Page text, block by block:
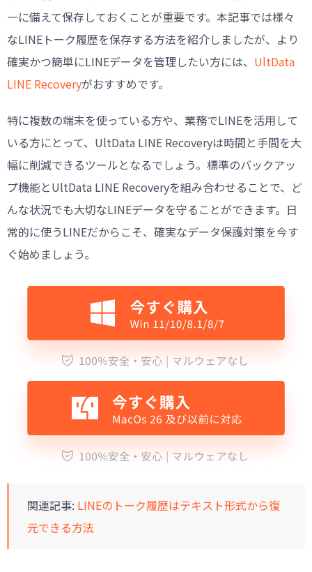
一に備えて保存しておくことが重要です。本記事では様々
なLINEトーク履歴を保存する方法を紹介しましたが、より
確実かつ簡単にLINEデータを管理したい方には、 UltData
LINE Recoveryがおすすめです。
特に複数の端末を使っている方や、業務でLINEを活用して
いる方にとって、UltData LINE Recoveryは時間と手間を大
幅に削減できるツールとなるでしょう。標準のバックアッ
プ機能とUltData LINE Recoveryを組み合わせることで、ど
んな状況でも大切なLINEデータを守ることができます。日
常的に使うLINEだからこそ、確実なデータ保護対策を今す
ぐ始めましょう。
関連記事: LINEのトーク履歴はテキスト形式から復
元できる方法